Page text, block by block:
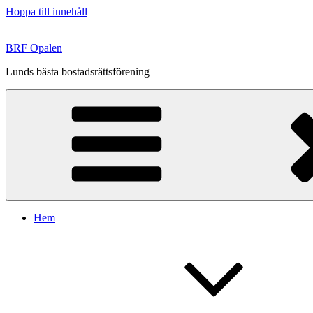
Hoppa till innehåll
BRF Opalen
Lunds bästa bostadsrättsförening
Hem